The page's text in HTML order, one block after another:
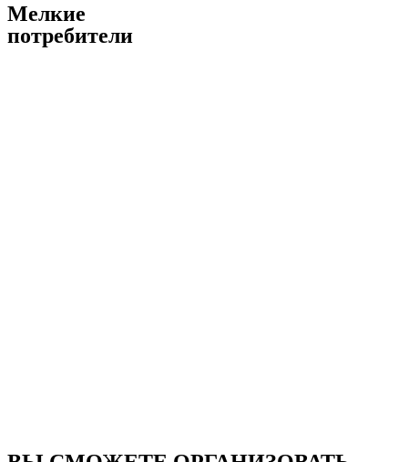
Мелкие
потребители